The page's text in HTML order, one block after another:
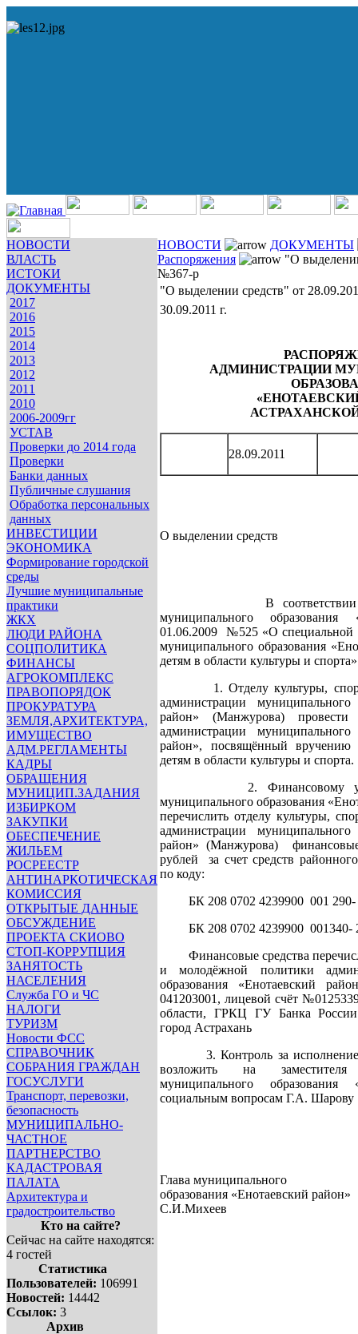
НОВОСТИ
ВЛАСТЬ
ИСТОКИ
ДОКУМЕНТЫ
2017
2016
2015
2014
2013
2012
2011
2010
2006-2009гг
УСТАВ
Проверки до 2014 года
Проверки
Банки данных
Публичные слушания
Обработка персональных
данных
ИНВЕСТИЦИИ
ЭКОНОМИКА
Формирование городской
среды
Лучшие муниципальные
практики
ЖКХ
ЛЮДИ РАЙОНА
СОЦПОЛИТИКА
ФИНАНСЫ
АГРОКОМПЛЕКС
ПРАВОПОРЯДОК
ПРОКУРАТУРА
ЗЕМЛЯ,АРХИТЕКТУРА,
ИМУЩЕСТВО
АДМ.РЕГЛАМЕНТЫ
КАДРЫ
ОБРАЩЕНИЯ
МУНИЦИП.ЗАДАНИЯ
ИЗБИРКОМ
ЗАКУПКИ
ОБЕСПЕЧЕНИЕ
ЖИЛЬЕМ
РОСРЕЕСТР
АНТИНАРКОТИЧЕСКАЯ
КОМИССИЯ
ОТКРЫТЫЕ ДАННЫЕ
ОБСУЖДЕНИЕ
ПРОЕКТА СКИОВО
СТОП-КОРРУПЦИЯ
ЗАНЯТОСТЬ
НАСЕЛЕНИЯ
Служба ГО и ЧС
НАЛОГИ
ТУРИЗМ
Новости ФСС
СПРАВОЧНИК
СОБРАНИЯ ГРАЖДАН
ГОСУСЛУГИ
Транспорт, перевозки,
безопасность
МУНИЦИПАЛЬНО-
ЧАСТНОЕ
ПАРТНЕРСТВО
КАДАСТРОВАЯ
ПАЛАТА
Архитектура и
градостроительство
Кто на сайте?
Сейчас на сайте находятся:
4 гостей
Статистика
Пользователей: 106991
Новостей: 14442
Ссылок: 3
Архив
НОВОСТИ
ДОКУМЕНТЫ
Распоряжения
"О
№367-р
"О выделении средств" от
30.09.2011 г.
АДМИНИСТРАЦИИ
28.09.2011
О выделении средств
В соответствии с
муниципального
01.06.2009 №525 «О специальной
муниципального образования
детям в области культуры и
1. Отделу культуры,
администрации муниципального
район» (Манжурова)
администрации муниципального
район», посвящённый
детям в области культуры и спорта.
2. Финансовому
муниципального образования
перечислить отделу культуры,
администрации муниципального
район» (Манжурова)
рублей за счет средств
по коду:
БК 208 0702 4239900 001 290-
БК 208 0702 4239900 001340- 2
Финансовые средства
и молодёжной политики
образования «Енотаевский
041203001, лицевой счёт
области, ГРКЦ ГУ Банка
город Астрахань
3. Контроль за исполнением
возложить на
муниципального
социальным вопросам Г.А. Шарову
Глава муниципального
образования
С.И.Михеев